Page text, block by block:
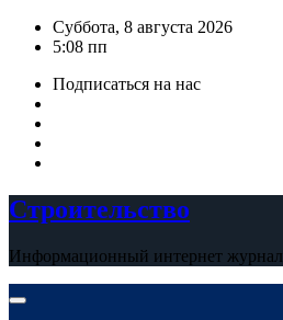
ПерейтиСуббота, 8 августа 2026
5:08 пп
Подписаться на нас
Строительство
Информационный интернет журнал